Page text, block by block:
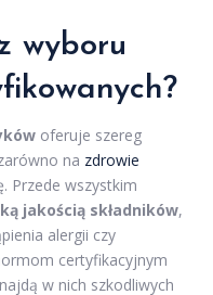
wyboru
oferuje szereg
na zdrowie
Przede wszystkim
jakością składników,
alergii czy
certyfikacyjnym
w nich szkodliwych